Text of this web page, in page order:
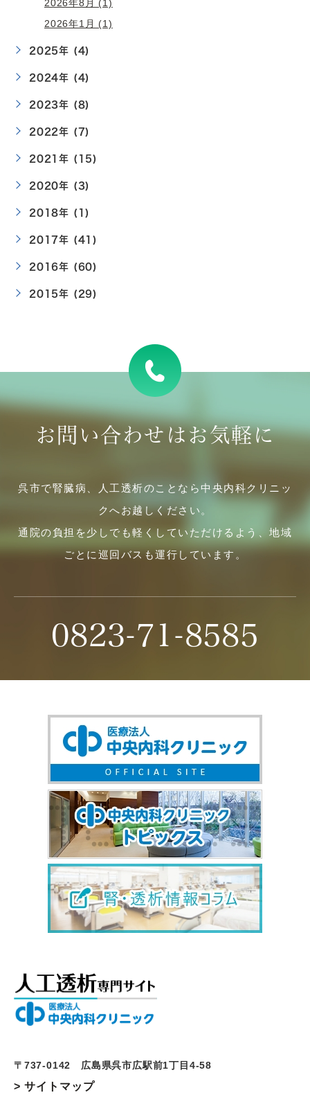
2026年8月 (1)
2026年1月 (1)
2025年 (4)
2024年 (4)
2023年 (8)
2022年 (7)
2021年 (15)
2020年 (3)
2018年 (1)
2017年 (41)
2016年 (60)
2015年 (29)
お問い合わせはお気軽に
呉市で腎臓病、人工透析のことなら中央内科クリニッ
クへお越しください。
通院の負担を少しでも軽くしていただけるよう、地域
ごとに巡回バスも運行しています。
0823-71-8585
〒737-0142 広島県呉市広駅前1丁目4-58
> サイトマップ